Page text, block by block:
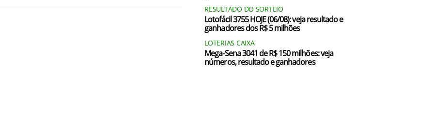
RESULTADO DO SORTEIO
Lotofácil 3755 HOJE (06/08): veja resultado e
ganhadores dos R$ 5 milhões
LOTERIAS CAIXA
Mega-Sena 3041 de R$ 150 milhões: veja
números, resultado e ganhadores